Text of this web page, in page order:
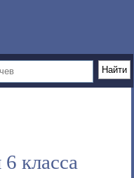
класса